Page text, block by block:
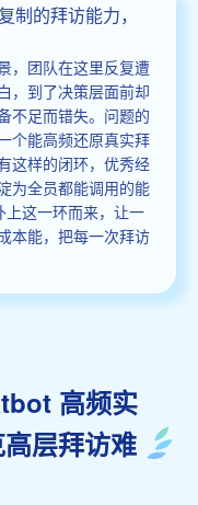
制的拜访能力，
，团队在这里反复遭
，到了决策层面前却
不足而错失。问题的
个能高频还原真实拜
这样的闭环，优秀经
为全员都能调用的能
这一环而来，让一
本能，把每一次拜访
高频实
层拜访难